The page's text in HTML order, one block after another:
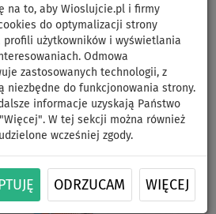
na to, aby Wioslujcie.pl i firmy
do optymalizacji strony
użytkowników i wyświetlania
Odmowa
zastosowanych technologii, z
niezbędne do funkcjonowania strony.
informacje uzyskają Państwo
W tej sekcji można również
wcześniej zgody.
ODRZUCAM WIĘCEJ
STX PowerKid -
paddleboard -
4,0m
DO
130 kg
OPCJA
ŻAGLA
DARMOWA
DOSTAWA
Next